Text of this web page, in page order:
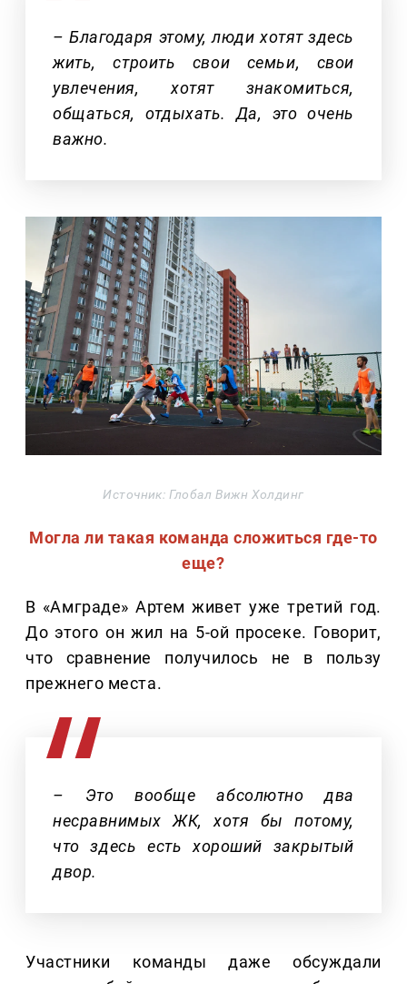
– Благодаря этому, люди хотят здесь
жить, строить свои семьи, свои
увлечения, хотят знакомиться,
общаться, отдыхать. Да, это очень
важно.
Источник: Глобал Вижн Холдинг
Могла ли такая команда сложиться где-то
еще?
В «Амграде» Артем живет уже третий год.
До этого он жил на 5-ой просеке. Говорит,
что сравнение получилось не в пользу
прежнего места.
– Это вообще абсолютно два
несравнимых ЖК, хотя бы потому,
что здесь есть хороший закрытый
двор.
Участники команды даже обсуждали